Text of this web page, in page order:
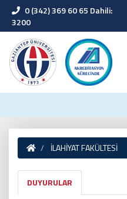
0 (342) 369 60 65 Dahili:
3200
İLAHİYAT FAKÜLTESİ
DUYURULAR